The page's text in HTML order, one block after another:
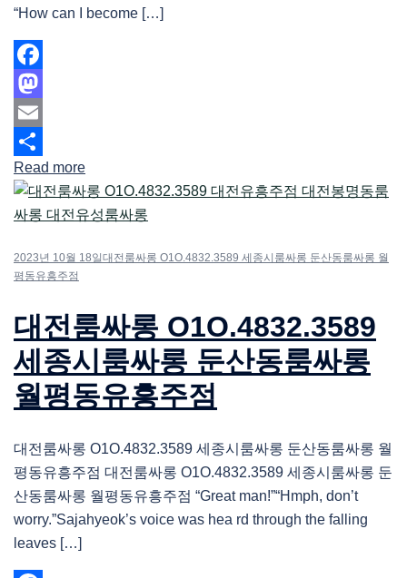
“How can I become […]
Facebook
Mastodon
Email
Share
Read more
2023년 10월 18일 대전룸싸롱 O1O.4832.3589 세종시룸싸롱 둔산동룸싸롱 월
평동유흥주점
대전룸싸롱 O1O.4832.3589
세종시룸싸롱 둔산동룸싸롱
월평동유흥주점
대전룸싸롱 O1O.4832.3589 세종시룸싸롱 둔산동룸싸롱 월
평동유흥주점 대전룸싸롱 O1O.4832.3589 세종시룸싸롱 둔
산동룸싸롱 월평동유흥주점 “Great man!”“Hmph, don’t
worry.”Sajahyeok’s voice was hea rd through the falling
leaves […]